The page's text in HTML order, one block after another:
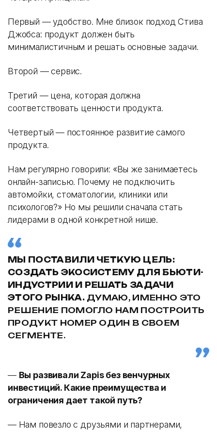
Первый — удобство. Мне близок подход Стива
Джобса: продукт должен быть
минималистичным и решать основные задачи.
Второй — сервис.
Третий — цена, которая должна
соответствовать ценности продукта.
Четвертый — постоянное развитие самого
продукта.
Нам регулярно говорили: «Вы же занимаетесь
онлайн-записью. Почему не подключить
автомойки, стоматологии, клиники или
психологов?» Но мы решили сначала стать
лидерами в одной конкретной нише.
МЫ ПОСТАВИЛИ ЧЕТКУЮ ЦЕЛЬ:
СОЗДАТЬ ЭКОСИСТЕМУ ДЛЯ БЬЮТИ-
ИНДУСТРИИ И РЕШАТЬ ЗАДАЧИ
ЭТОГО РЫНКА. ДУМАЮ, ИМЕННО ЭТО
РЕШЕНИЕ ПОМОГЛО НАМ ПОСТРОИТЬ
ПРОДУКТ НОМЕР ОДИН В СВОЕМ
СЕГМЕНТЕ.
— Вы развивали Zapis без венчурных
инвестиций. Какие преимущества и
ограничения дает такой путь?
— Нам повезло с друзьями и партнерами,